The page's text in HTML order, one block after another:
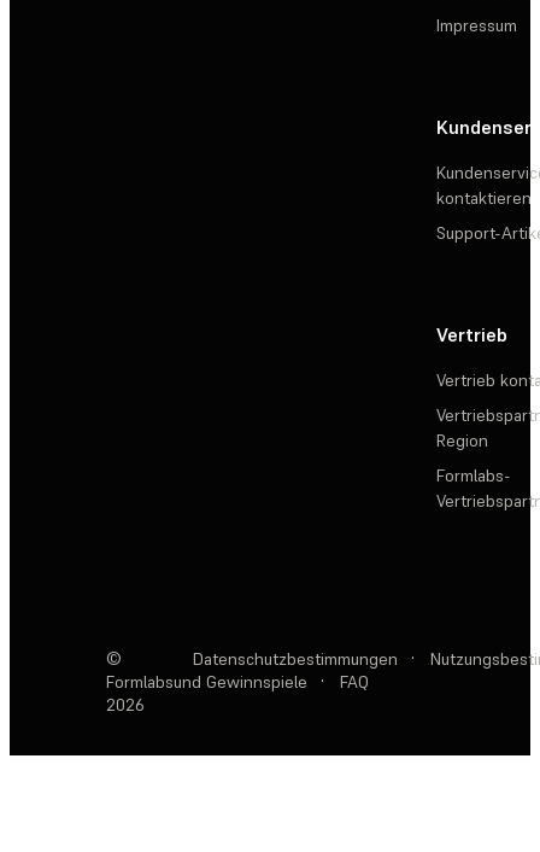
Impressum
kontaktieren
Support-
Vertrieb
Vertrieb
Region
Formlabs-
©
Formlabs
2026
Datenschutzbestimmungen ·
und Gewinnspiele
· FAQ